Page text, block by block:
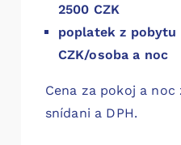
2500 CZK
poplatek
CZK/osoba a noc
Cena za pokoj a
snídani a DPH.